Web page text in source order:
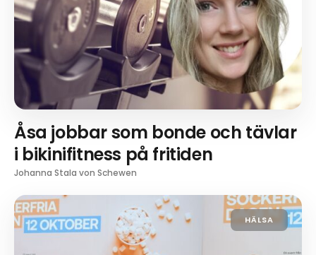
Åsa jobbar som bonde och tävlar
i bikinifitness på fritiden
Johanna Stala von Schewen
HÄLSA